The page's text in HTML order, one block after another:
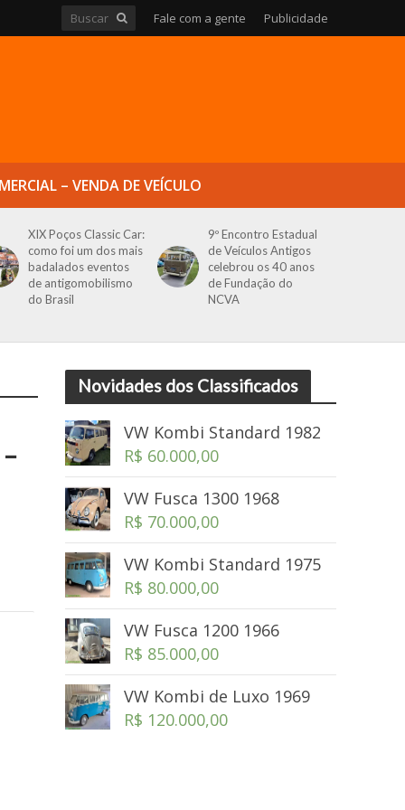
Fale com a gente Publicidade
– VENDA DE VEÍCULO
XIX Poços Classic Car:
como foi um dos mais
badalados eventos
de antigomobilismo
do Brasil
9º Encontro Estadual
de Veículos Antigos
celebrou os 40 anos
de Fundação do
NCVA
Novidades dos Classificados
VW Kombi Standard 1982
R$ 60.000,00
VW Fusca 1300 1968
R$ 70.000,00
VW Kombi Standard 1975
R$ 80.000,00
VW Fusca 1200 1966
R$ 85.000,00
VW Kombi de Luxo 1969
R$ 120.000,00